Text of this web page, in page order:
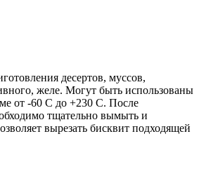
десертов, муссов,
желе. Могут быть использованы
от -60 С до +230 С. После
тщательно вымыть и
вырезать бисквит подходящей